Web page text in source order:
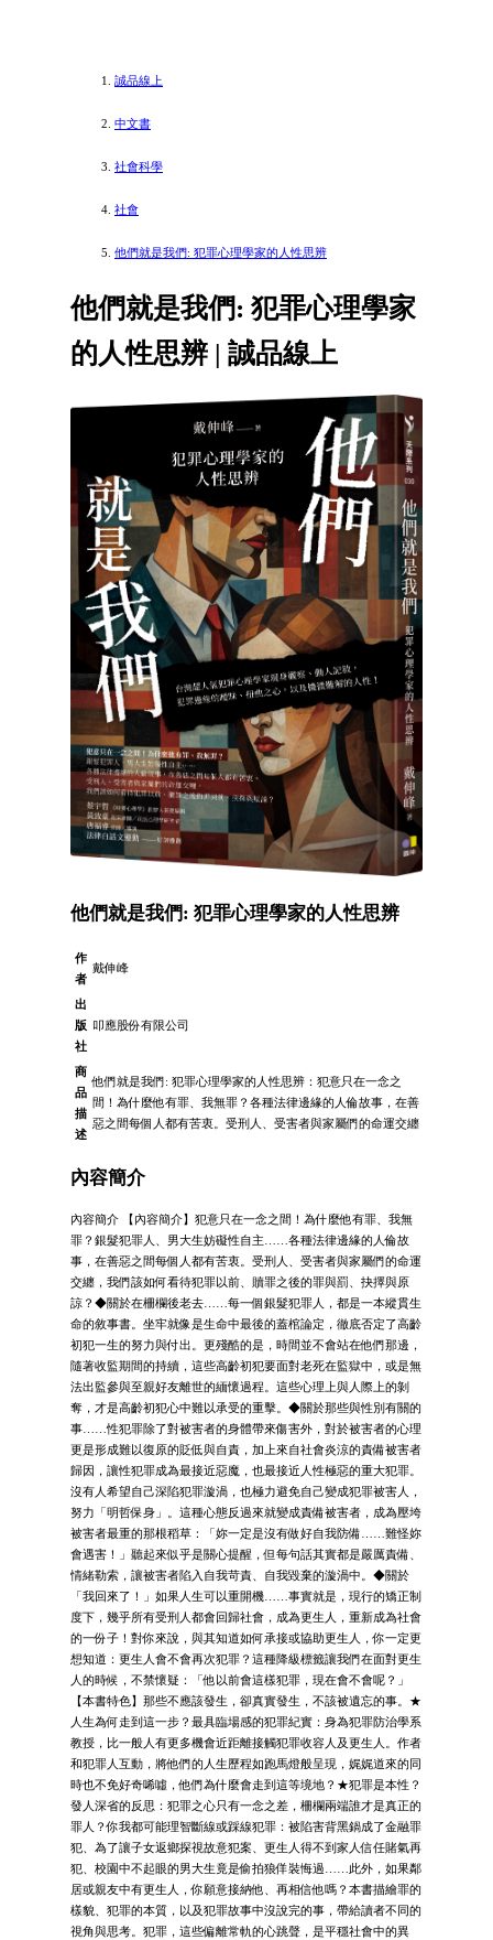
誠品線上
中文書
社會科學
社會
他們就是我們: 犯罪心理學家的人性思辨
他們就是我們: 犯罪心理學家
的人性思辨 | 誠品線上
他們就是我們: 犯罪心理學家的人性思辨
作
者
戴伸峰
出
版
社
叩應股份有限公司
商
品
描
述
他們就是我們: 犯罪心理學家的人性思辨：犯意只在一念之
間！為什麼他有罪、我無罪？各種法律邊緣的人倫故事，在善
惡之間每個人都有苦衷。受刑人、受害者與家屬們的命運交纏
內容簡介
內容簡介 【內容簡介】犯意只在一念之間！為什麼他有罪、我無
罪？銀髮犯罪人、男大生妨礙性自主……各種法律邊緣的人倫故
事，在善惡之間每個人都有苦衷。受刑人、受害者與家屬們的命運
交纏，我們該如何看待犯罪以前、贖罪之後的罪與罰、抉擇與原
諒？◆關於在柵欄後老去……每一個銀髮犯罪人，都是一本縱貫生
命的敘事書。坐牢就像是生命中最後的蓋棺論定，徹底否定了高齡
初犯一生的努力與付出。更殘酷的是，時間並不會站在他們那邊，
隨著收監期間的持續，這些高齡初犯要面對老死在監獄中，或是無
法出監參與至親好友離世的緬懷過程。這些心理上與人際上的剝
奪，才是高齡初犯心中難以承受的重擊。◆關於那些與性別有關的
事……性犯罪除了對被害者的身體帶來傷害外，對於被害者的心理
更是形成難以復原的貶低與自責，加上來自社會炎涼的責備被害者
歸因，讓性犯罪成為最接近惡魔，也最接近人性極惡的重大犯罪。
沒有人希望自己深陷犯罪漩渦，也極力避免自己變成犯罪被害人，
努力「明哲保身」。這種心態反過來就變成責備被害者，成為壓垮
被害者最重的那根稻草：「妳一定是沒有做好自我防備……難怪妳
會遇害！」聽起來似乎是關心提醒，但每句話其實都是嚴厲責備、
情緒勒索，讓被害者陷入自我苛責、自我毀棄的漩渦中。◆關於
「我回來了！」如果人生可以重開機……事實就是，現行的矯正制
度下，幾乎所有受刑人都會回歸社會，成為更生人，重新成為社會
的一份子！對你來說，與其知道如何承接或協助更生人，你一定更
想知道：更生人會不會再次犯罪？這種降級標籤讓我們在面對更生
人的時候，不禁懷疑：「他以前會這樣犯罪，現在會不會呢？」
【本書特色】那些不應該發生，卻真實發生，不該被遺忘的事。★
人生為何走到這一步？最具臨場感的犯罪紀實：身為犯罪防治學系
教授，比一般人有更多機會近距離接觸犯罪收容人及更生人。作者
和犯罪人互動，將他們的人生歷程如跑馬燈般呈現，娓娓道來的同
時也不免好奇唏噓，他們為什麼會走到這等境地？★犯罪是本性？
發人深省的反思：犯罪之心只有一念之差，柵欄兩端誰才是真正的
罪人？你我都可能理智斷線或踩線犯罪：被陷害背黑鍋成了金融罪
犯、為了讓子女返鄉探視故意犯案、更生人得不到家人信任賭氣再
犯、校園中不起眼的男大生竟是偷拍狼佯裝悔過……此外，如果鄰
居或親友中有更生人，你願意接納他、再相信他嗎？本書描繪罪的
樣貌、犯罪的本質，以及犯罪故事中沒說完的事，帶給讀者不同的
視角與思考。犯罪，這些偏離常軌的心跳聲，是平穩社會中的異